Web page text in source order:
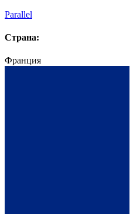
Parallel
Страна:
Франция